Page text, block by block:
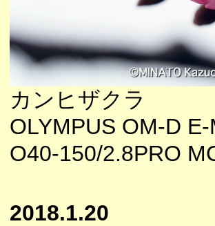
カンヒザクラ
OLYMPUS OM-D
O40-150/2.8PRO
2018.1.20